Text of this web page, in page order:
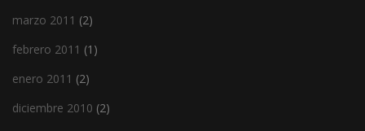
marzo 2011 (2)
febrero 2011 (1)
enero 2011 (2)
diciembre 2010 (2)